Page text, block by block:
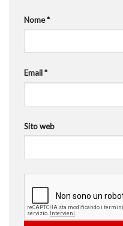
Nome*
Email*
Sito web